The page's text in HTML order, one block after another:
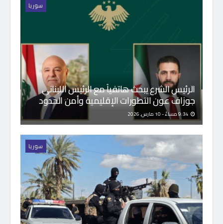
سوريا
الرئيس الشرع يبحث هاتفياً مع الرئيس اللبناني
جوزاف عون التطورات الإقليمية وأمن الحدود
سوريا